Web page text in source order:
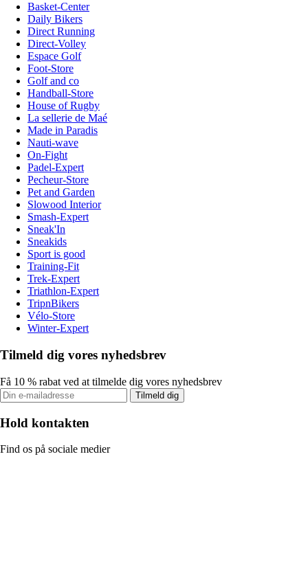
Basket-Center
Daily Bikers
Direct Running
Direct-Volley
Espace Golf
Foot-Store
Golf and co
Handball-Store
House of Rugby
La sellerie de Maé
Made in Paradis
Nauti-wave
On-Fight
Padel-Expert
Pecheur-Store
Pet and Garden
Slowood Interior
Smash-Expert
Sneak'In
Sneakids
Sport is good
Training-Fit
Trek-Expert
Triathlon-Expert
TripnBikers
Vélo-Store
Winter-Expert
Tilmeld dig vores nyhedsbrev
Få 10 % rabat ved at tilmelde dig vores nyhedsbrev
Tilmeld dig
Hold kontakten
Find os på sociale medier